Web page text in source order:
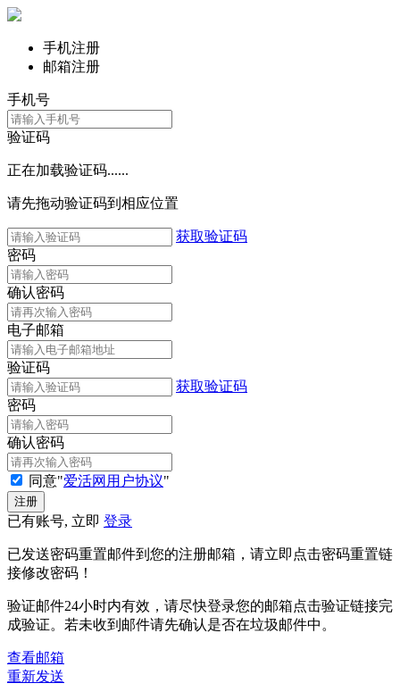
手机注册
邮箱注册
手机号
验证码
正在加载验证码......
请先拖动验证码到相应位置
获取验证码
密码
确认密码
电子邮箱
验证码
获取验证码
密码
确认密码
同意"爱活网用户协议"
已有账号, 立即 登录
已发送密码重置邮件到您的注册邮箱，请立即点击密码重置链
接修改密码！
验证邮件24小时内有效，请尽快登录您的邮箱点击验证链接完
成验证。若未收到邮件请先确认是否在垃圾邮件中。
查看邮箱
重新发送